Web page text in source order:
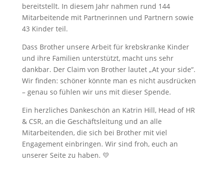
bereitstellt. In diesem Jahr nahmen rund 144
Mitarbeitende mit Partnerinnen und Partnern sowie
43 Kinder teil.
Dass Brother unsere Arbeit für krebskranke Kinder
und ihre Familien unterstützt, macht uns sehr
dankbar. Der Claim von Brother lautet „At your side“.
Wir finden: schöner könnte man es nicht ausdrücken
– genau so fühlen wir uns mit dieser Spende.
Ein herzliches Dankeschön an Katrin Hill, Head of HR
& CSR, an die Geschäftsleitung und an alle
Mitarbeitenden, die sich bei Brother mit viel
Engagement einbringen. Wir sind froh, euch an
unserer Seite zu haben. 💛